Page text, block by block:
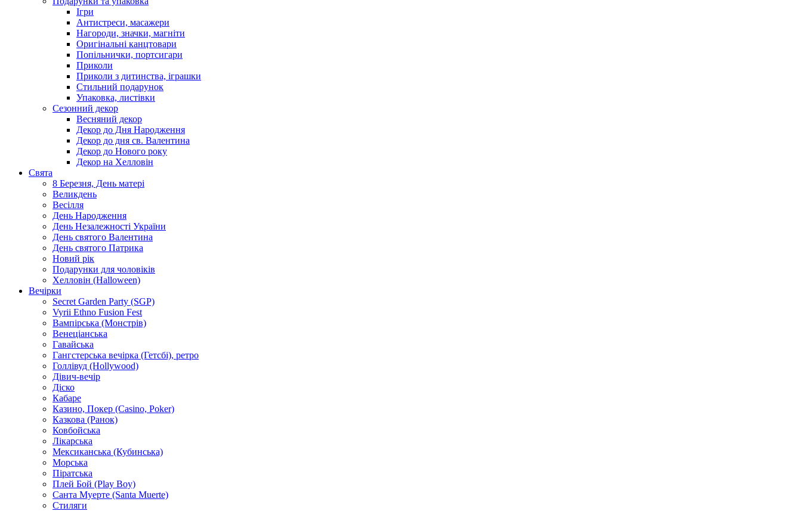
Ігри
Антистреси, масажери
Нагороди, значки, магніти
Оригінальні канцтовари
Попільнички, портсигари
Приколи
Приколи з дитинства, іграшки
Стильний подарунок
Упаковка, листівки
Сезонний декор
Весняний декор
Декор до Дня Народження
Декор до дня св. Валентина
Декор до Нового року
Декор на Хелловін
Свята
8 Березня, День матері
Великдень
Весілля
День Народження
День Незалежності України
День святого Валентина
День святого Патрика
Новий рік
Подарунки для чоловіків
Хелловін (Halloween)
Вечірки
Secret Garden Party (SGP)
Vyrii Ethno Fusion Fest
Вампірська (Монстрів)
Венеціанська
Гавайська
Гангстерська вечірка (Гетсбі), ретро
Голлівуд (Hollywood)
Дівич-вечір
Діско
Кабаре
Казино, Покер (Casino, Poker)
Казкова (Ранок)
Ковбойська
Лікарська
Мексиканська (Кубинська)
Морська
Піратська
Плей Бой (Play Boy)
Санта Муерте (Santa Muerte)
Стиляги